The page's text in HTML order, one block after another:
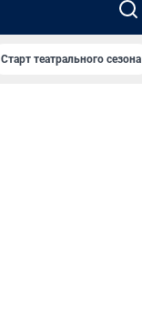
Старт театрального сезона